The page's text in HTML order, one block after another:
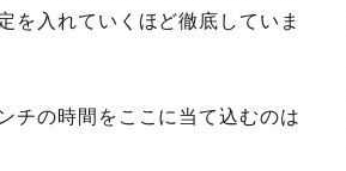
を入れていくほど徹底していま
チの時間をここに当て込むのは